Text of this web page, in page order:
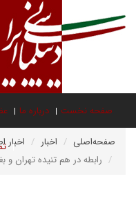
صفحه نخست درباره ما
صفحه‌اصلی اخبار
اخبار
رابطه در هم تنیده تهران و